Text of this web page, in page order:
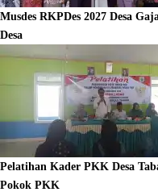
Musdes RKPDes 2027 Desa
Desa
Pelatihan Kader PKK Desa
Pokok PKK